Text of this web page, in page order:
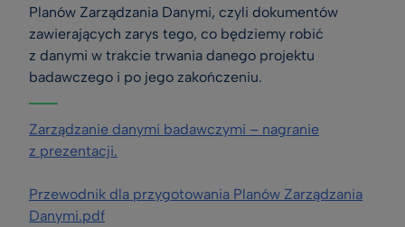
Planów Zarządzania Danymi, czyli dokumentów
zawierających zarys tego, co będziemy robić
z danymi w trakcie trwania danego projektu
badawczego i po jego zakończeniu.
Zarządzanie danymi badawczymi – nagranie
z prezentacji.
Przewodnik dla przygotowania Planów Zarządzania
Danymi.pdf